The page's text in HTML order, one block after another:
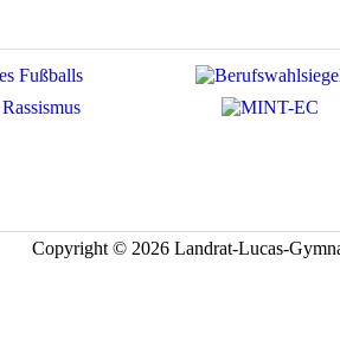
Copyright © 2026 Landrat-Lucas-